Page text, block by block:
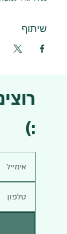
שיתוף
:)